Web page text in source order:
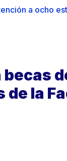
a ocho
becas
la